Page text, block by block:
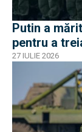
Putin a
pentru a
27 IULIE 2026